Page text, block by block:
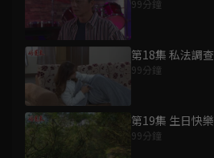
99分鐘
第18集 私法調查
99分鐘
第19集 生日快樂
99分鐘